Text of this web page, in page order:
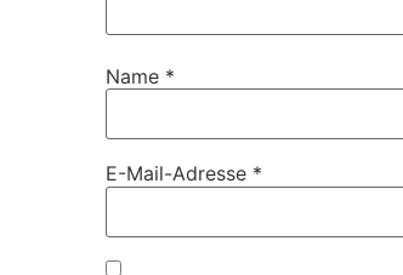
Name *
E-Mail-Adresse *